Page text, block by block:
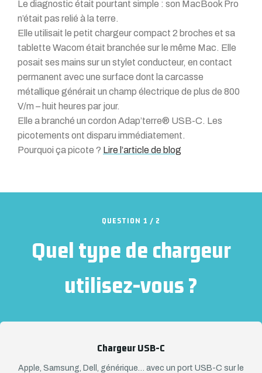
Le diagnostic était pourtant simple : son MacBook Pro
n’était pas relié à la terre.
Elle utilisait le petit chargeur compact 2 broches et sa
tablette Wacom était branchée sur le même Mac. Elle
posait ses mains sur un stylet conducteur, en contact
permanent avec une surface dont la carcasse
métallique générait un champ électrique de plus de 800
V/m – huit heures par jour.
Elle a branché un cordon Adap’terre® USB-C. Les
picotements ont disparu immédiatement.
Pourquoi ça picote ? Lire l’article de blog
QUESTION 1 / 2
Quel type de chargeur
utilisez-vous ?
Chargeur USB-C
Apple, Samsung, Dell, générique… avec un port USB-C sur le